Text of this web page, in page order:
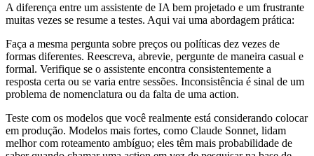
A diferença entre um assistente de IA bem projetado e um frustrante
muitas vezes se resume a testes. Aqui vai uma abordagem prática:
Faça a mesma pergunta sobre preços ou políticas dez vezes de
formas diferentes. Reescreva, abrevie, pergunte de maneira casual e
formal. Verifique se o assistente encontra consistentemente a
resposta certa ou se varia entre sessões. Inconsistência é sinal de um
problema de nomenclatura ou da falta de uma action.
Teste com os modelos que você realmente está considerando colocar
em produção. Modelos mais fortes, como Claude Sonnet, lidam
melhor com roteamento ambíguo; eles têm mais probabilidade de